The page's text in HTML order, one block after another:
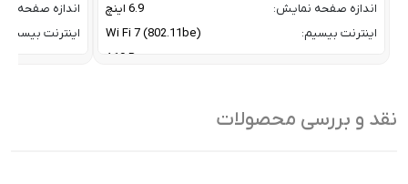
اندازه صفحه نمایش:
6.9 اینچ
اینترنت بیسیم:
Wi Fi 7 (802.11be)
A19 Pro
تراکم پیکسلی:
اندازه صفحه
اینترنت بیسیم:
نقد و بررسی محصولات